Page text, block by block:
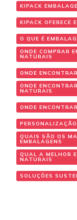
KIPACK
KIPACK OFERECE
O QUE É
ONDE COMPRAR
NATURAIS
ONDE
ONDE
NATURAIS
ONDE
QUAIS SÃO OS
EMBALAGENS
QUAL A MELHOR
NATURAIS
SOLUÇÕES